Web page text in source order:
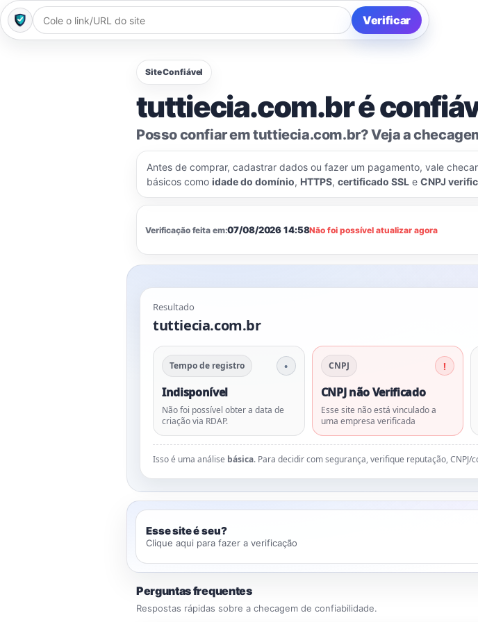
Verificar
Site Confiável
tuttiecia.com.br é
Posso confiar em tuttiecia.com.br? Veja a
Antes de comprar, cadastrar dados ou fazer um pagamento, vale
básicos como idade do domínio, HTTPS, certificado SSL e CNPJ
Verificação feita em:07/08/2026 14:58Não foi possível atualizar agora
Resultado
tuttiecia.com.br
Tempo de registro
Indisponível
Não foi possível obter a data de
criação via RDAP.
CNPJ
CNPJ não Verificado
Esse site não está vinculado a
uma empresa verificada
Isso é uma análise básica. Para decidir com segurança, verifique reputação,
Esse site é seu?
Clique aqui para fazer a verificação
Perguntas frequentes
Respostas rápidas sobre a checagem de confiabilidade.